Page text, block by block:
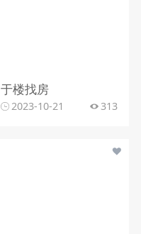
于楼找房
2023-10-21 313